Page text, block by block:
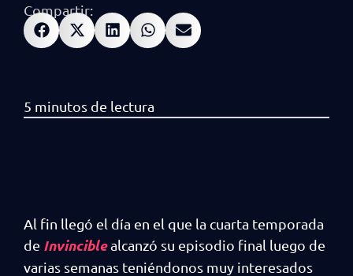
Compartir:
Al fin llegó el día en el que la cuarta temporada
de Invinciblealcanzó su episodio final luego de
varias semanas teniéndonos muy interesados